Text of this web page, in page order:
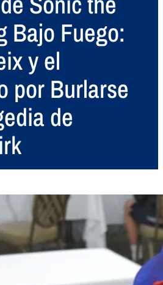
Bajo Fuego:
y el
por Burlarse
de